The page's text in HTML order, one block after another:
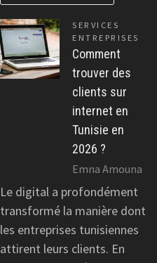
SERVICES
ENTREPRISES
Comment
trouver des
clients sur
internet en
Tunisie en
2026 ?
Emna Amouna
Le digital a profondément
transformé la manière dont
les entreprises tunisiennes
attirent leurs clients. En